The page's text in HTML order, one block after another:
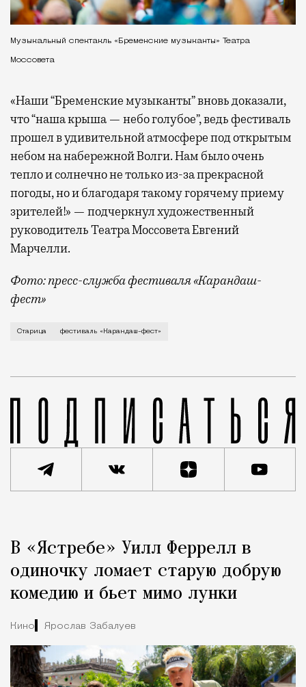
Музыкальный спектакль «Бременские музыканты» Театра
Моссовета
«Наши “Бременские музыканты” вновь доказали,
что “наша крыша — небо голубое”, ведь фестиваль
прошел в удивительной атмосфере под открытым
небом на набережной Волги. Нам было очень
тепло и солнечно не только из-за прекрасной
погоды, но и благодаря такому горячему приему
зрителей!» — подчеркнул художественный
руководитель Театра Моссовета Евгений
Марчелли.
Фото: пресс-служба фестиваля «Карандаш-
фест»
В минувший уикенд маленькая Старица в
Старица фестиваль «Карандаш-фест»
Город
В «Ястребе» Уилл Феррелл в
одиночку ломает старую добрую
комедию и бьет мимо лунки
Кино Ярослав Забалуев